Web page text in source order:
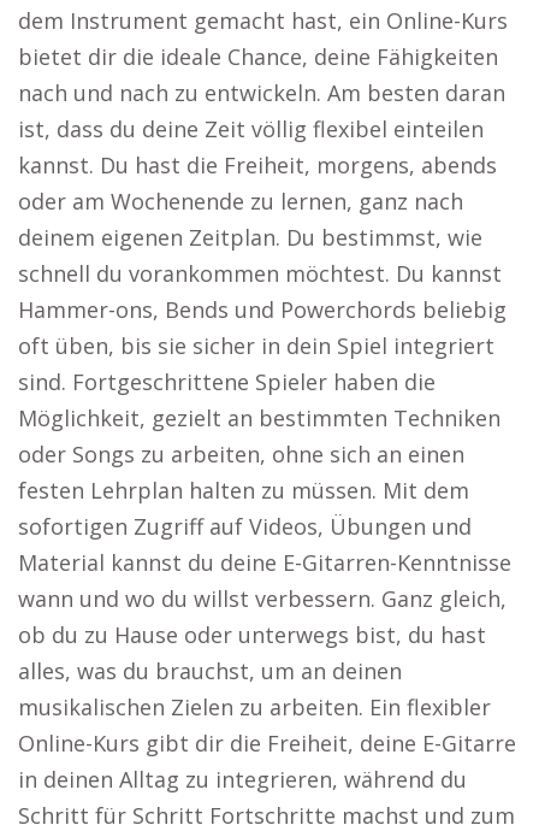
dem Instrument gemacht hast, ein Online-Kurs
bietet dir die ideale Chance, deine Fähigkeiten
nach und nach zu entwickeln. Am besten daran
ist, dass du deine Zeit völlig flexibel einteilen
kannst. Du hast die Freiheit, morgens, abends
oder am Wochenende zu lernen, ganz nach
deinem eigenen Zeitplan. Du bestimmst, wie
schnell du vorankommen möchtest. Du kannst
Hammer-ons, Bends und Powerchords beliebig
oft üben, bis sie sicher in dein Spiel integriert
sind. Fortgeschrittene Spieler haben die
Möglichkeit, gezielt an bestimmten Techniken
oder Songs zu arbeiten, ohne sich an einen
festen Lehrplan halten zu müssen. Mit dem
sofortigen Zugriff auf Videos, Übungen und
Material kannst du deine E-Gitarren-Kenntnisse
wann und wo du willst verbessern. Ganz gleich,
ob du zu Hause oder unterwegs bist, du hast
alles, was du brauchst, um an deinen
musikalischen Zielen zu arbeiten. Ein flexibler
Online-Kurs gibt dir die Freiheit, deine E-Gitarre
in deinen Alltag zu integrieren, während du
Schritt für Schritt Fortschritte machst und zum